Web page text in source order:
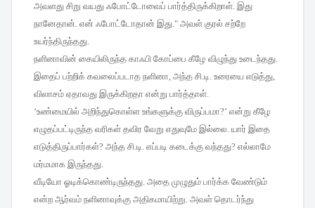
அவளது சிறு வயது ஃபோட்டோவைப் பார்த்திருக்கிறாள். இது
நானேதான். என் ஃபோட்டோதான் இது." அவள் குரல் சற்றே
உயர்ந்திருந்தது.
நளினாவின் கையிலிருந்த காஃபி கோப்பை கீழே விழுந்து உடைந்தது.
இதைப் பற்றிக் கவலைப்படாத நளினா, அந்த சி.டி. உரையை எடுத்து,
விலாசம் ஏதாவது இருக்கிறதா என்று பார்த்தாள்.
‘உண்மையில் அறிந்துகொள்ள உங்களுக்கு விருப்பமா?’ என்று கீழே
எழுதப்பட்டிருந்த வரிகள் தவிர வேறு எதுவுமே இல்லை. யார் இதை
எடுத்திருப்பார்கள்? அந்த சி.டி. எப்படி கடைக்கு வந்தது? எல்லாமே
மர்மமாக இருந்தது.
வீடியோ ஓடிக்கொண்டிருந்தது. அதை முழுதும் பார்க்க வேண்டும்
என்ற ஆர்வம் நளினாவுக்கு அதிகமாயிற்று. அவள் தொடர்ந்து